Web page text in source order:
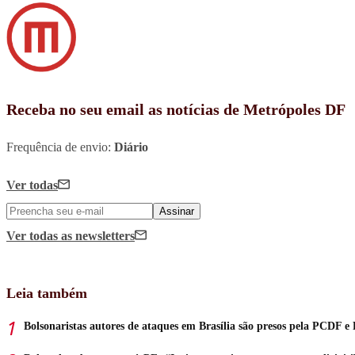
Receba no seu email as notícias de Metrópoles DF
Frequência de envio: Diário
Ver todas
Assinar
Ver todas as newsletters
Leia também
Bolsonaristas autores de ataques em Brasília são presos pela PCDF e